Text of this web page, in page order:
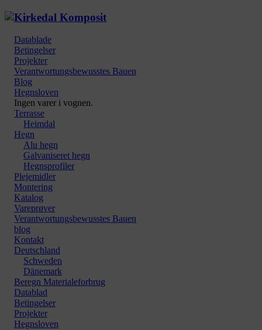
Datablade
Betingelser
Projekter
Verantwortungsbewusstes Bauen
Blog
Hegnsloven
Ingen varer i vognen.
Terrasse
Heimdal
Hegn
Alu hegn
Galvaniseret hegn
Hegnsprofiler
Plejemidler
Montering
Katalog
Vareprøver
Verantwortungsbewusstes Bauen
blog
Kontakt
Deutschland
Schweden
Dänemark
Beregn Materialeforbrug
Datablad
Betingelser
Projekter
Hegnsloven